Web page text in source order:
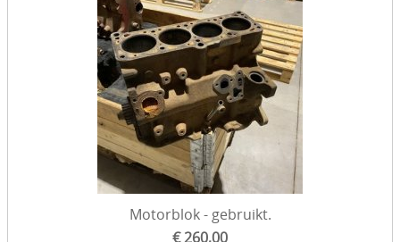
Motorblok - gebruikt.
€ 260,00